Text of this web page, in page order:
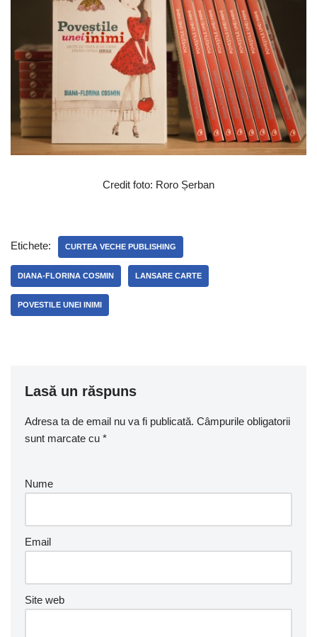
Credit foto: Roro Șerban
Etichete: CURTEA VECHE PUBLISHING
DIANA-FLORINA COSMIN LANSARE CARTE
POVESTILE UNEI INIMI
Lasă un răspuns
Adresa ta de email nu va fi publicată. Câmpurile obligatorii
sunt marcate cu *
Nume
Email
Site web